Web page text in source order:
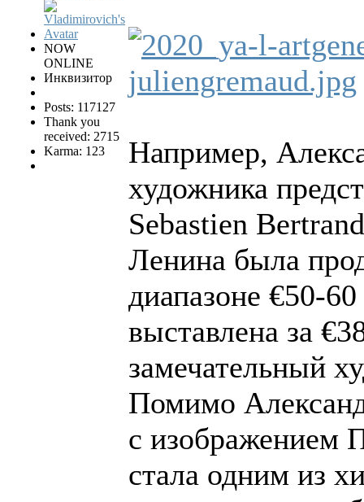
NOW
ONLINE
Инквизитор
Posts: 117127
Thank you
received: 2715
Karma: 123
Например,
художника
Sebastien
Ленина была
диапазоне €50-
выставлена за
замечательный
Помимо
с изображением
стала одним из